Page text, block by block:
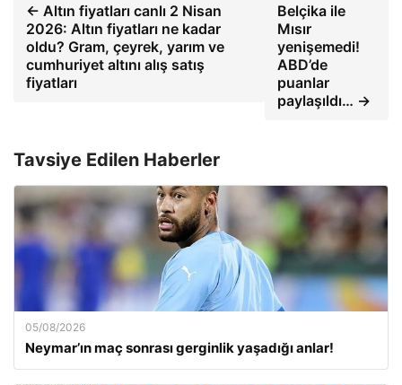
← Altın fiyatları canlı 2 Nisan
2026: Altın fiyatları ne kadar
oldu? Gram, çeyrek, yarım ve
cumhuriyet altını alış satış
fiyatları
Belçika ile
Mısır
yenişemedi!
ABD’de
puanlar
paylaşıldı… →
Tavsiye Edilen Haberler
05/08/2026
Neymar’ın maç sonrası gerginlik yaşadığı anlar!